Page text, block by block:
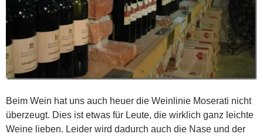
Beim Wein hat uns auch heuer die Weinlinie Moserati nicht
überzeugt. Dies ist etwas für Leute, die wirklich ganz leichte
Weine lieben. Leider wird dadurch auch die Nase und der